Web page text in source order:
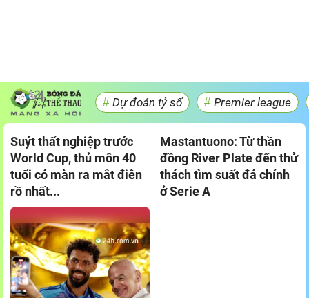
# Dự đoán tỷ số # Premier league
Suýt thất nghiệp trước
World Cup, thủ môn 40
tuổi có màn ra mắt điên
rồ nhất...
Mastantuono: Từ thần
đồng River Plate đến thử
thách tìm suất đá chính
ở Serie A